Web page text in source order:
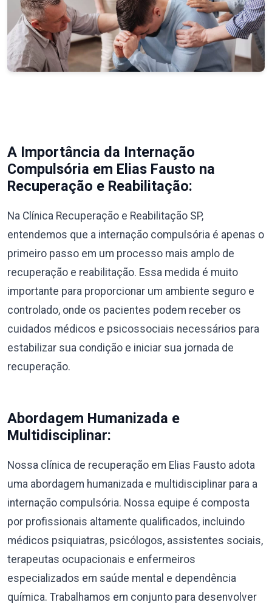
A Importância da Internação
Compulsória em Elias Fausto na
Recuperação e Reabilitação:
Na Clínica Recuperação e Reabilitação SP,
entendemos que a internação compulsória é apenas o
primeiro passo em um processo mais amplo de
recuperação e reabilitação. Essa medida é muito
importante para proporcionar um ambiente seguro e
controlado, onde os pacientes podem receber os
cuidados médicos e psicossociais necessários para
estabilizar sua condição e iniciar sua jornada de
recuperação.
Abordagem Humanizada e
Multidisciplinar:
Nossa clínica de recuperação em Elias Fausto adota
uma abordagem humanizada e multidisciplinar para a
internação compulsória. Nossa equipe é composta
por profissionais altamente qualificados, incluindo
médicos psiquiatras, psicólogos, assistentes sociais,
terapeutas ocupacionais e enfermeiros
especializados em saúde mental e dependência
química. Trabalhamos em conjunto para desenvolver